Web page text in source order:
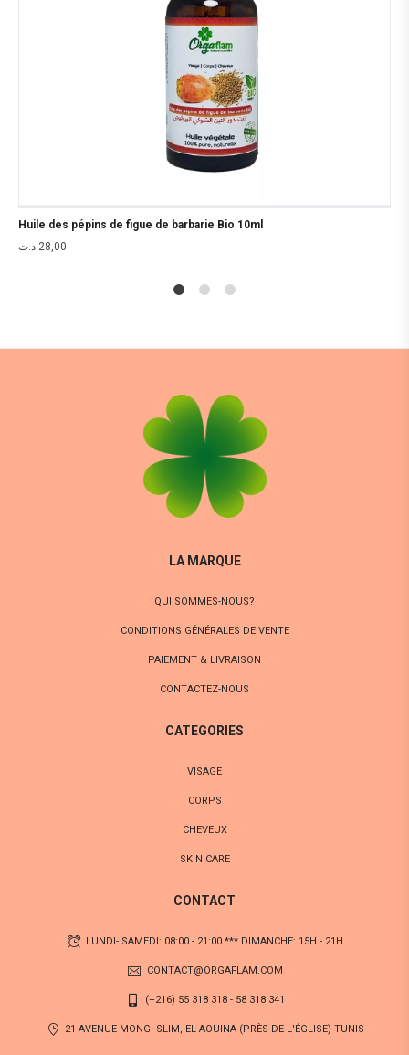
Huile des pépins de figue de barbarie Bio 10ml
28,00 د.ت
LA MARQUE
QUI SOMMES-NOUS?
CONDITIONS GÉNÉRALES DE VENTE
PAIEMENT & LIVRAISON
CONTACTEZ-NOUS
CATEGORIES
VISAGE
CORPS
CHEVEUX
SKIN CARE
CONTACT
LUNDI- SAMEDI: 08:00 - 21:00 *** DIMANCHE: 15H - 21H
CONTACT@ORGAFLAM.COM
(+216) 55 318 318 - 58 318 341
21 AVENUE MONGI SLIM, EL AOUINA (PRÈS DE L'ÉGLISE) TUNIS